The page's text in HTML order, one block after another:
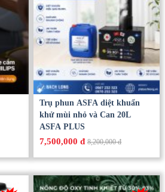
Trụ phun ASFA diệt khuẩn
khử mùi nhỏ và Can 20L
ASFA PLUS
7,500,000 đ 8,200,000 đ